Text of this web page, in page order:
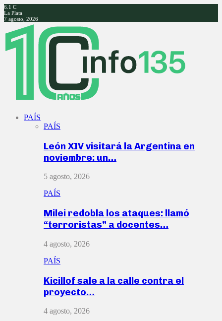
6.1 C
La Plata
7 agosto, 2026
Facebook
Twitter
Instagram
Youtube
PAÍS
PAÍS
León XIV visitará la Argentina en
noviembre: un…
5 agosto, 2026
PAÍS
Milei redobla los ataques: llamó
“terroristas” a docentes…
4 agosto, 2026
PAÍS
Kicillof sale a la calle contra el
proyecto…
4 agosto, 2026